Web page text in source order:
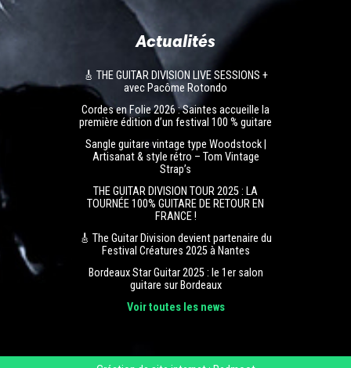
Actualités
🎸 THE GUITAR DIVISION LIVE SESSIONS +
avec Pacôme Rotondo
Cordes en Folie 2026 : Saintes accueille la
première édition d’un festival 100 % guitare
Sangle guitare vintage type Woodstock |
Artisanat & style rétro – Tom Vintage
Strap’s
THE GUITAR DIVISION TOUR 2025 : LA
TOURNÉE 100% GUITARE DE RETOUR EN
FRANCE !
🎸 The Guitar Division devient partenaire du
Festival Créatures 2025 à Nantes
Bordeaux Star Guitar 2025 : le 1er salon
guitare sur Bordeaux
Voir toutes les news